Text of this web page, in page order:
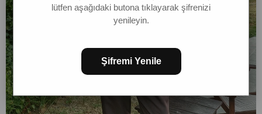
lütfen aşağıdaki butona tıklayarak şifrenizi
yenileyin.
Şifremi Yenile